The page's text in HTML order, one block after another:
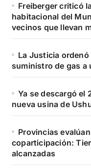
Freiberger criticó
habitacional del
vecinos que llevan
La Justicia
suministro de gas a
Ya se descargó el
nueva usina de
Provincias
coparticipación:
alcanzadas